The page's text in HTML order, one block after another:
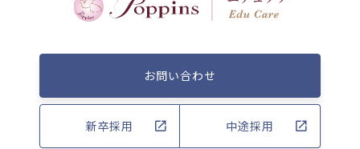
お問い合わせ
新卒採用 中途採用